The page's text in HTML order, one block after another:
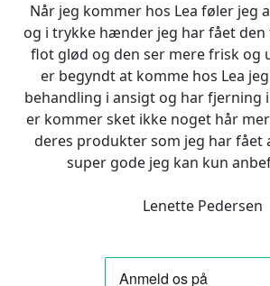
Når jeg kommer hos Lea føler jeg
og i trykke hænder jeg har fået
flot glød og den ser mere frisk og
er begyndt at komme hos Lea
behandling i ansigt og har fjerning
er kommer sket ikke noget hår
deres produkter som jeg har fået
super gode jeg kan kun
Lenette Pedersen